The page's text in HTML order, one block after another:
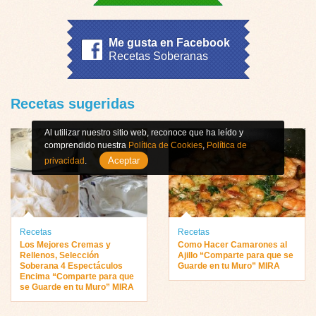
Me gusta en Facebook
Recetas Soberanas
Recetas sugeridas
Recetas
Los Mejores Cremas y
Rellenos, Selección
Soberana 4 Espectáculos
Encima “Comparte para que
se Guarde en tu Muro” MIRA
Recetas
Como Hacer Camarones al
Ajillo “Comparte para que se
Guarde en tu Muro” MIRA
Al utilizar nuestro sitio web, reconoce que ha leído y
comprendido nuestra Política de Cookies Política de
privacidad
Aceptar